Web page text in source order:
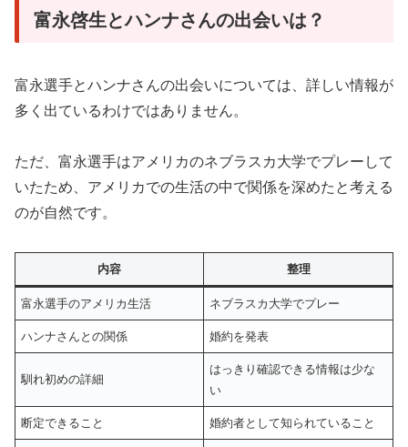
富永啓生とハンナさんの出会いは？
富永選手とハンナさんの出会いについては、詳しい情報が
多く出ているわけではありません。
ただ、富永選手はアメリカのネブラスカ大学でプレーして
いたため、アメリカでの生活の中で関係を深めたと考える
のが自然です。
内容 整理
富永選手のアメリカ生活 ネブラスカ大学でプレー
ハンナさんとの関係 婚約を発表
馴れ初めの詳細
はっきり確認できる情報は少な
い
断定できること 婚約者として知られていること